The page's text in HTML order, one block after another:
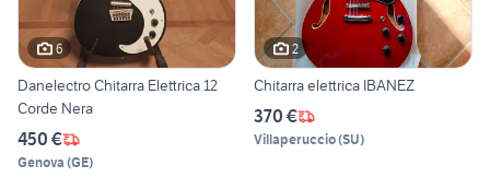
6
Danelectro Chitarra Elettrica 12
Corde Nera
450 €
Genova (GE)
2
Chitarra elettrica IBANEZ
370 €
Villaperuccio(SU)